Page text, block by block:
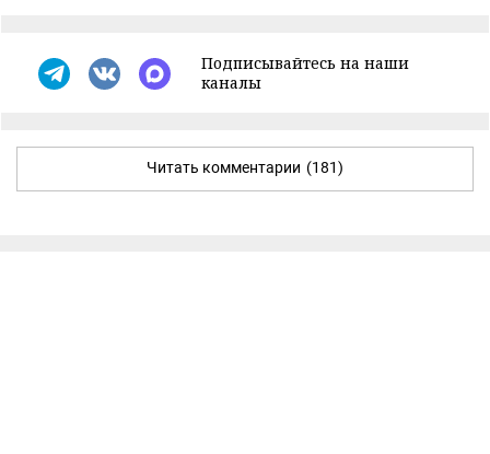
Подписывайтесь на наши
каналы
Читать комментарии (181)